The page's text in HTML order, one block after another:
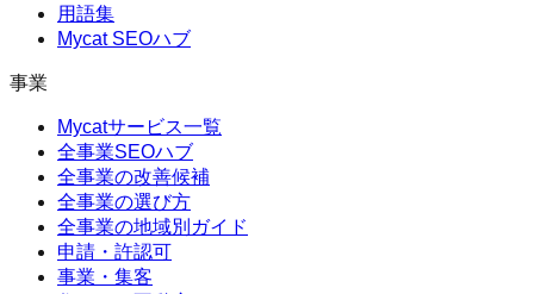
用語集
Mycat SEOハブ
事業
Mycatサービス一覧
全事業SEOハブ
全事業の改善候補
全事業の選び方
全事業の地域別ガイド
申請・許認可
事業・集客